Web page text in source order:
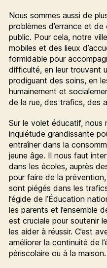
Nous sommes aussi de
problèmes d’errance et de
public. Pour cela, notre
mobiles et des lieux
formidable pour
difficulté, en leur trouvant
prodiguant des soins, en
humainement et
de la rue, des trafics, des
Sur le volet éducatif, nous
inquiétude grandissante
entraîner dans la
jeune âge. Il nous faut
dans les écoles, auprès
pour faire de la
sont piégés dans les
l’égide de l’Éducation
les parents et l’ensemble
est cruciale pour soutenir
les aider à réussir. C’est
améliorer la continuité de
périscolaire ou à la maison.